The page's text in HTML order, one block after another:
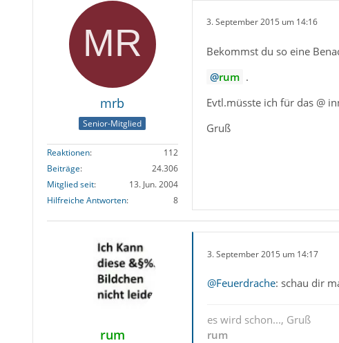
mrb
Senior-Mitglied
Reaktionen
112
Beiträge
24.306
Mitglied seit
13. Jun. 2004
Hilfreiche Antworten
8
3. September 2015 um 14:16
Bekommst du so eine
rum .
Evtl.müsste ich für das @
Gruß
rum
3. September 2015 um 14:17
@Feuerdrache: schau dir
es wird schon..., Gruß
rum